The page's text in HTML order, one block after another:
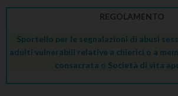
REGOLAMENTO
Sportello per le segnalazioni di abusi
adulti vulnerabili relative a chierici o a
consacrata o Società di vita